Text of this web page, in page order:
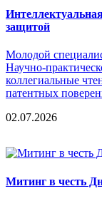
защитой
Молодой
Научно-
коллегиальные
патентных
02.07.2026
Митинг в честь